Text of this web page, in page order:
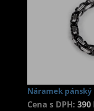
Náramek
Cena s DPH: 390